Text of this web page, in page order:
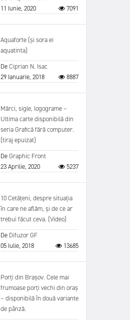
11 Iunie, 2020
7091
Aquaforte (și sora ei
aquatinta)
DeCiprian N. Isac
29 Ianuarie, 2018
8887
Mărci, sigle, logograme –
Ultima carte disponibilă din
seria Grafică fără computer.
(tiraj epuizat)
DeGraphic Front
23 Aprilie, 2020
5237
10 Cetățeni, despre situația
în care ne aflăm, și de ce ar
trebui făcut ceva. (Video)
De Difuzor GF
05 Iulie, 2018
13685
Porți din Brașov. Cele mai
frumoase porți vechi din oraș
– disponibilă în două variante
de pânză.